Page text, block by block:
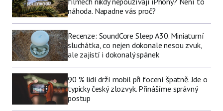
náhoda. Napadne vás proč?
Recenze: SoundCore Sleep A30. Miniaturní
sluchátka, co nejen dokonale nesou zvuk,
ale zajistí i dokonalý spánek
90 % lidí drží mobil při focení špatně. Jde o
typicky český zlozvyk. Přinášíme správný
postup